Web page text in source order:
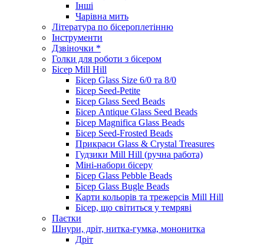
Інші
Чарівна мить
Література по бісероплетінню
Інструменти
Дзвіночки *
Голки для роботи з бісером
Бісер Mill Hill
Бісер Glass Size 6/0 та 8/0
Бісер Seed-Petite
Бісер Glass Seed Beads
Бісер Antique Glass Seed Beads
Бісер Magnifica Glass Beads
Бісер Seed-Frosted Beads
Прикраси Glass & Crystal Treasures
Гудзики Mill Hill (ручна работа)
Міні-набори бісеру
Бісер Glass Pebble Beads
Бісер Glass Bugle Beads
Карти кольорів та трежерсів Mill Hill
Бісер, що світиться у темряві
Паєтки
Шнури, дріт, нитка-гумка, мононитка
Дріт